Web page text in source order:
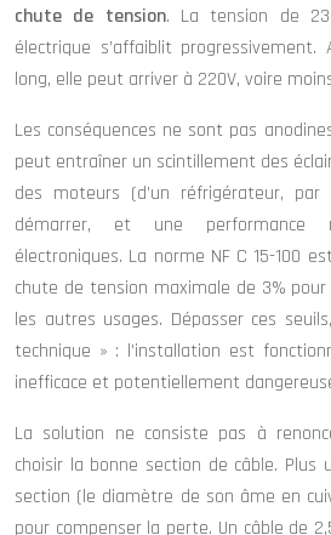
chute de tension. La tension de
électrique s’affaiblit
long, elle peut arriver à 220V, voire
Les conséquences ne sont pas
peut entraîner un scintillement des
des moteurs (d’un réfrigérateur,
démarrer, et une performance
électroniques. La norme NF C 15-100
chute de tension maximale de 3%
les autres usages. Dépasser ces
technique » : l’installation est
inefficace et potentiellement
La solution ne consiste pas à
choisir la bonne section de câble. Plus
section (le diamètre de son âme en
pour compenser la perte. Un câble de